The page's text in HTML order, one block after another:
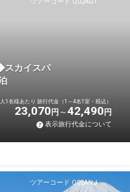
ツアーコード Q02AG1
スカイスパ
1名様あたり 旅行代金（1～4名1室・税込）
23,070 円 42,490 円
表示旅行代金について
ツアーコード Q02ANJ